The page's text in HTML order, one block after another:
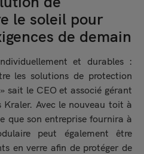
le soleil pour
de demain
et durables :
les solutions de protection
sait le CEO et associé gérant
Kraler. Avec le nouveau toit à
que son entreprise fournira à
peut également être
en verre afin de protéger de